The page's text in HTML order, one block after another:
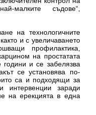
малките съдове“,
на технологичните
и с увеличаването
профилактика,
на простатата
и се забелязва
се установява по-
са и подходящи за
интервенции заради
на ерекцията в една